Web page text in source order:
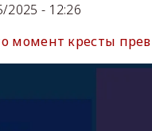
2025 - 12:26
момент кресты